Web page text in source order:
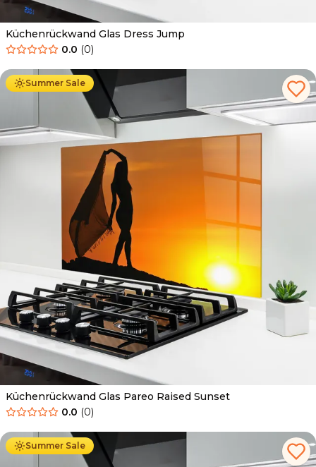
Küchenrückwand Glas Dress Jump
0.0 (0)
Summer Sale
Ab 69.90 € 34.90
Küchenrückwand Glas Pareo Raised Sunset
0.0 (0)
Summer Sale
Ab 69.90 € 34.90